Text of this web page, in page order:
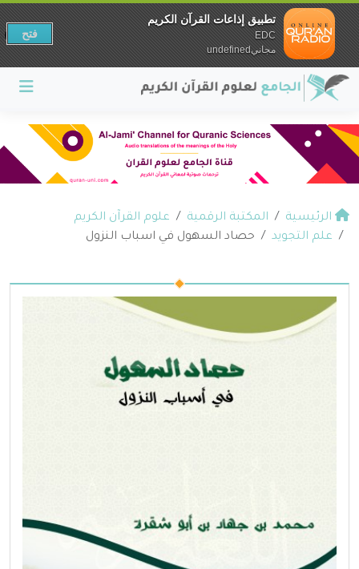
الرئيسية المكتبة الرقمية
علوم القرآن الكريم
علم التجويد
حصاد السهول في اسباب النزول
تطبيق إذاعات القرآن الكريم
EDC
مجانيundefined
فتح